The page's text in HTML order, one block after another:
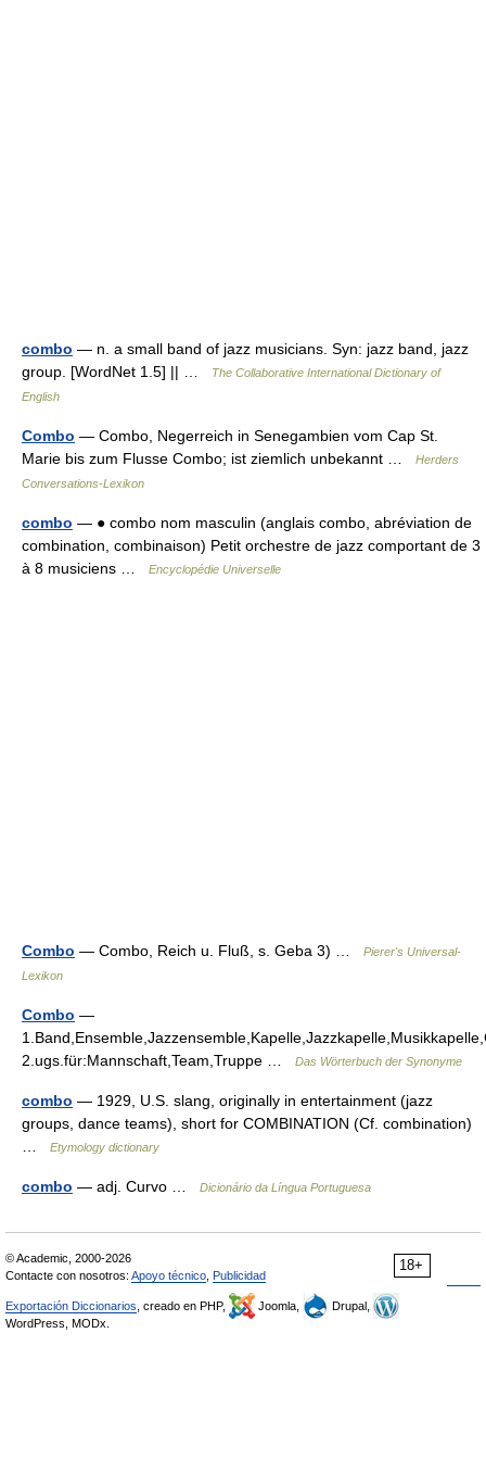
combo — n. a small band of jazz musicians. Syn: jazz band, jazz
group. [WordNet 1.5] || …
The Collaborative International Dictionary of
English
Combo — Combo, Negerreich in Senegambien vom Cap St.
Marie bis zum Flusse Combo; ist ziemlich unbekannt …
Herders
Conversations-Lexikon
combo — ● combo nom masculin (anglais combo, abréviation de
combination, combinaison) Petit orchestre de jazz comportant de 3
à 8 musiciens …
Encyclopédie Universelle
Combo — Combo, Reich u. Fluß, s. Geba 3) …
Pierer's Universal-
Lexikon
Combo —
2.ugs.für:Mannschaft,Team,Truppe …
Das Wörterbuch der Synonyme
combo — 1929, U.S. slang, originally in entertainment (jazz
groups, dance teams), short for COMBINATION (Cf. combination)
Etymology dictionary
combo — adj. Curvo … Dicionário da Língua Portuguesa
18+
© Academic, 2000-2026
Contacte con nosotros: Apoyo técnico Publicidad
Exportación Diccionarios , creado en PHP, Joomla,
Drupal,
WordPress, MODx.